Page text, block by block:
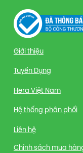
Giới thiệu
Tuyển Dụng
Hera Việt Nam
Hệ thống phân phối
Liên hệ
Chính sách mua